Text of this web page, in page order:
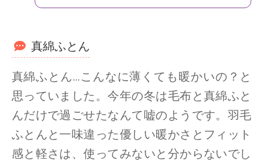
真綿ふとん
真綿ふとん…こんなに薄くても暖かいの？と
思っていました。今年の冬は毛布と真綿ふと
んだけで過ごせたなんて嘘のようです。羽毛
ふとんと一味違った優しい暖かさとフィット
感と軽さは、使ってみないと分からないでし